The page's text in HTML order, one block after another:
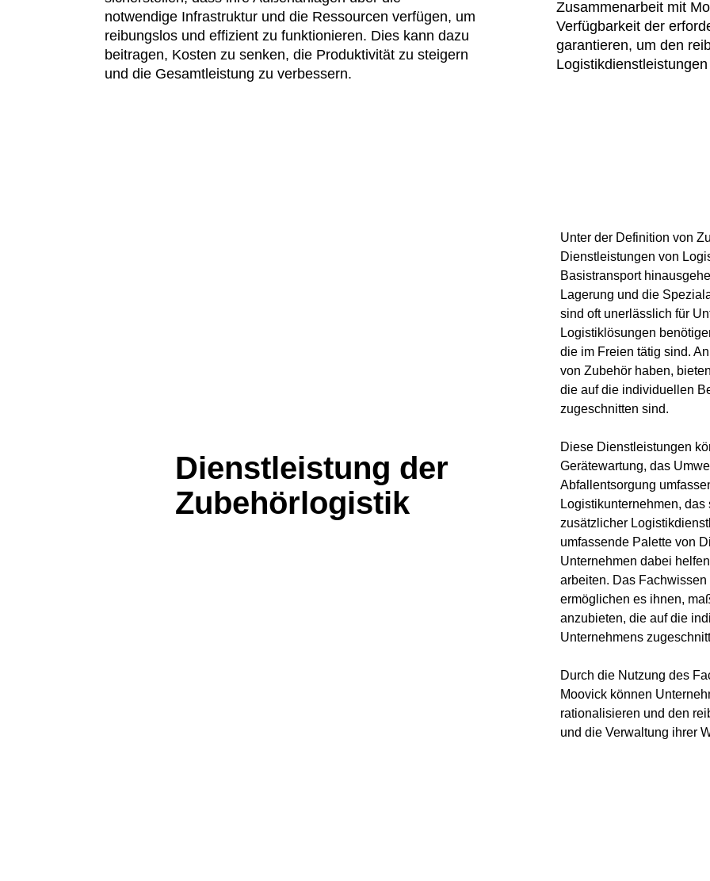
notwendige Infrastruktur und die Ressourcen verfügen, um
reibungslos und effizient zu funktionieren. Dies kann dazu
beitragen, Kosten zu senken, die Produktivität zu steigern
und die Gesamtleistung zu verbessern.
Zusammenarbeit mit
Verfügbarkeit der
garantieren, um den
Dienstleistung der
Zubehörlogistik
Unter der Definition von
Dienstleistungen von
Basistransport
Lagerung und die
sind oft unerlässlich für
Logistiklösungen
die im Freien tätig sind.
von Zubehör haben,
die auf die individuellen
zugeschnitten sind.
Diese Dienstleistungen
Gerätewartung, das
Abfallentsorgung
Logistikunternehmen,
zusätzlicher
umfassende Palette von
Unternehmen dabei
arbeiten. Das
ermöglichen es ihnen,
anzubieten, die auf die
Unternehmens
Durch die Nutzung des
Moovick können
rationalisieren und den
und die Verwaltung ihrer